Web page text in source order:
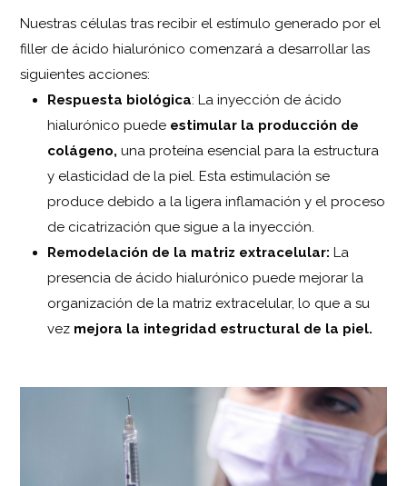
Nuestras células tras recibir el estímulo generado por el
filler de ácido hialurónico comenzará a desarrollar las
siguientes acciones:
Respuesta biológica: La inyección de ácido
hialurónico puede estimular la producción de
colágeno, una proteína esencial para la estructura
y elasticidad de la piel. Esta estimulación se
produce debido a la ligera inflamación y el proceso
de cicatrización que sigue a la inyección.
Remodelación de la matriz extracelular: La
presencia de ácido hialurónico puede mejorar la
organización de la matriz extracelular, lo que a su
vez mejora la integridad estructural de la piel.